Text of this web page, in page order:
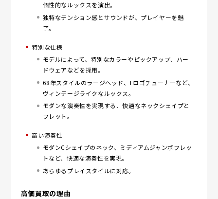
個性的なルックスを演出。
独特なテンション感とサウンドが、プレイヤーを魅
了。
特別な仕様
モデルによって、特別なカラーやピックアップ、ハー
ドウェアなどを採用。
68年スタイルのラージヘッド、Fロゴチューナーなど、
ヴィンテージライクなルックス。
モダンな演奏性を実現する、快適なネックシェイプと
フレット。
高い演奏性
モダンCシェイプのネック、ミディアムジャンボフレッ
トなど、快適な演奏性を実現。
あらゆるプレイスタイルに対応。
高価買取の理由